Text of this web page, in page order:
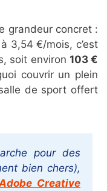
grandeur concret :
3,54 €/mois, c’est
soit environ 103 €
couvrir un plein
de sport offert
pour des
bien chers),
Creative